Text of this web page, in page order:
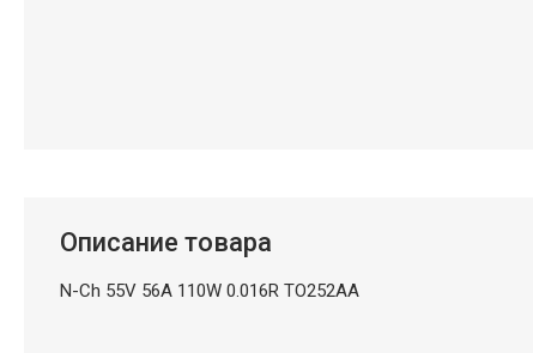
Описание товара
N-Ch 55V 56A 110W 0.016R TO252AA